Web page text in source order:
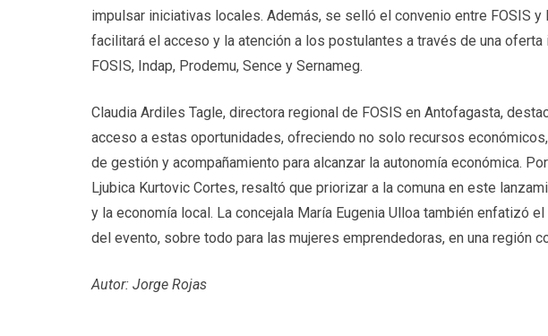
impulsar iniciativas locales. Además, se selló el convenio entre FOSIS
facilitará el acceso y la atención a los postulantes a través de una
FOSIS, Indap, Prodemu, Sence y Sernameg.
Claudia Ardiles Tagle, directora regional de FOSIS en Antofagasta,
acceso a estas oportunidades, ofreciendo no solo recursos
de gestión y acompañamiento para alcanzar la autonomía económica.
Ljubica Kurtovic Cortes, resaltó que priorizar a la comuna en este
y la economía local. La concejala María Eugenia Ulloa también enfatizó
del evento, sobre todo para las mujeres emprendedoras, en una región
Autor: Jorge Rojas